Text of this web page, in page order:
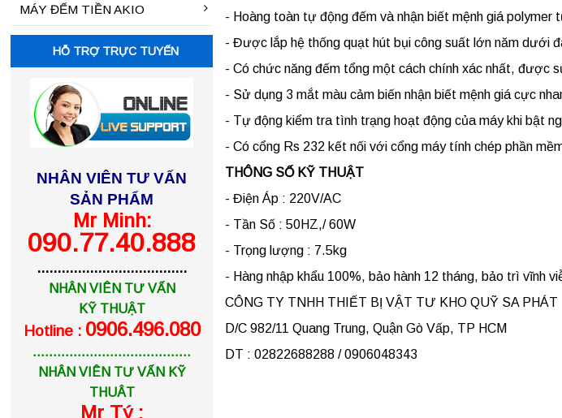
- Hoàng toàn tự động đếm và nhận biết mệnh giá polymer
- Được lắp hệ thống quạt hút bụi công suất lớn năm dưới
- Có chức năng đếm tổng một cách chính xác nhất, được
- Sử dụng 3 mắt màu cảm biến nhận biết mệnh giá cực
- Tự động kiểm tra tình trạng hoạt động của máy khi bật
- Có cổng Rs 232 kết nối với cổng máy tính chép phần
THÔNG SỐ KỸ THUẬT
- Điện Áp : 220V/AC
- Tần Số : 50HZ,/ 60W
- Trọng lượng : 7.5kg
- Hàng nhập khẩu 100%, bảo hành 12 tháng, bảo trì vĩnh
CÔNG TY TNHH THIẾT BỊ VẬT TƯ KHO QUỸ SA PHÁT
D/C 982/11 Quang Trung, Quận Gò Vấp, TP HCM
DT : 02822688288 / 0906048343
MÁY ĐẾM TIỀN AKIO
HỖ TRỢ TRỰC TUYẾN
NHÂN VIÊN TƯ VẤN
SẢN PHẨM
Mr Minh:
090.77.40.888
.....................................
NHÂN VIÊN TƯ VẤN
KỸ THUẬT
Hotline : 0906.496.080
.......................................
NHÂN VIÊN TƯ VẤN KỸ
THUÂT
Mr Tý :